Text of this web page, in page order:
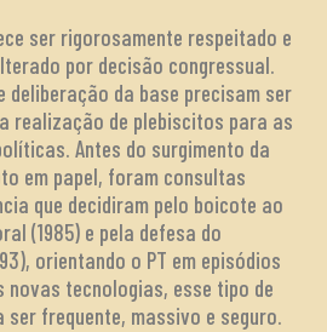
ser rigorosamente respeitado e
por decisão congressual.
deliberação da base precisam ser
realização de plebiscitos para as
Antes do surgimento da
em papel, foram consultas
que decidiram pelo boicote ao
(1985) e pela defesa do
orientando o PT em episódios
novas tecnologias, esse tipo de
frequente, massivo e seguro.